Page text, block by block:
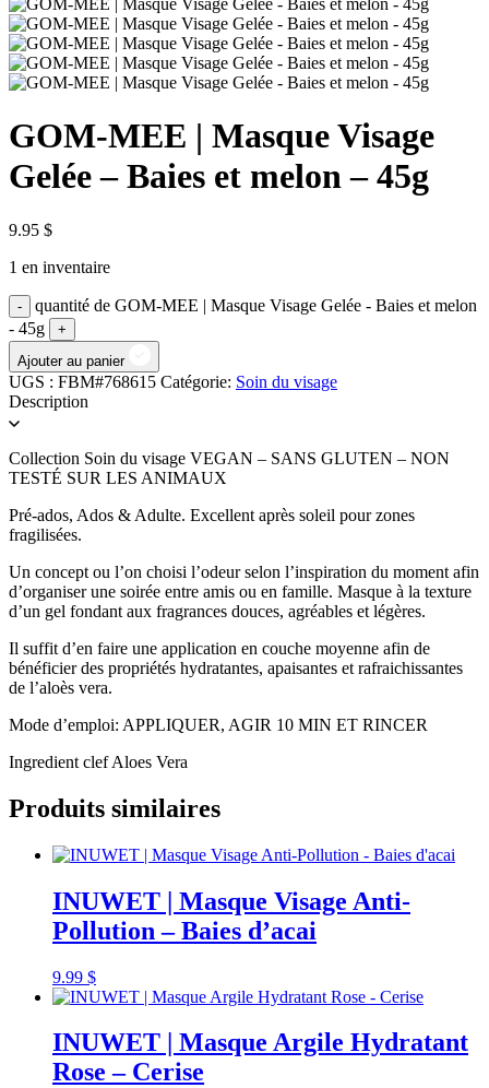
GOM-MEE | Masque Visage
Gelée – Baies et melon – 45g
9.95 $
1 en inventaire
quantité de GOM-MEE | Masque Visage Gelée - Baies et melon
- 45g
Ajouter au panier
UGS : FBM#768615 Catégorie: Soin du visage
Description
Collection Soin du visage VEGAN – SANS GLUTEN – NON
TESTÉ SUR LES ANIMAUX
Pré-ados, Ados & Adulte. Excellent après soleil pour zones
fragilisées.
Un concept ou l’on choisi l’odeur selon l’inspiration du moment afin
d’organiser une soirée entre amis ou en famille. Masque à la texture
d’un gel fondant aux fragrances douces, agréables et légères.
Il suffit d’en faire une application en couche moyenne afin de
bénéficier des propriétés hydratantes, apaisantes et rafraichissantes
de l’aloès vera.
Mode d’emploi: APPLIQUER, AGIR 10 MIN ET RINCER
Ingredient clef Aloes Vera
Produits similaires
INUWET | Masque Visage Anti-
Pollution – Baies d’acai
9.99 $
INUWET | Masque Argile Hydratant
Rose – Cerise